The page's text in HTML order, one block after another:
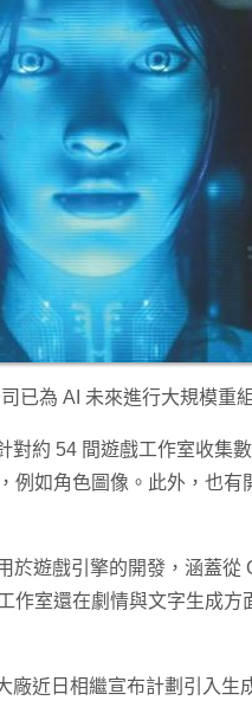
已為 AI 未來進行大規模重組
對約 54 間遊戲工作室收集
例如角色圖像。此外，也有
於遊戲引擎的開發，涵蓋從
作室還在劇情與文字生成方
廠近日相繼宣布計劃引入生